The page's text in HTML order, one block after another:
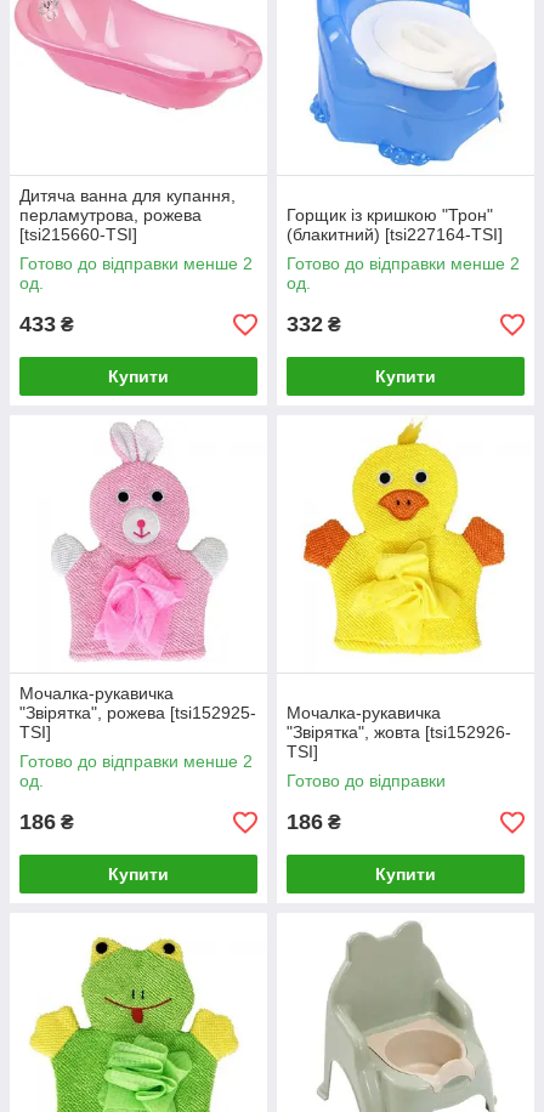
Дитяча ванна для купання,
перламутрова, рожева
[tsi215660-TSI]
Готово до відправки менше 2
од.
433 ₴
Купити
Горщик із кришкою "Трон"
(блакитний) [tsi227164-TSI]
Готово до відправки менше 2
од.
332 ₴
Купити
Мочалка-рукавичка
"Звірятка", рожева [tsi152925-
TSI]
Готово до відправки менше 2
од.
186 ₴
Купити
Мочалка-рукавичка
"Звірятка", жовта [tsi152926-
TSI]
Готово до відправки
186 ₴
Купити